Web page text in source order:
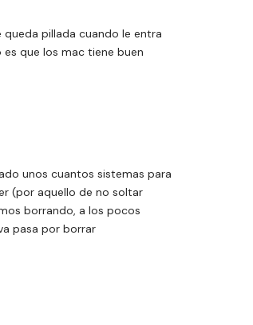
queda pillada cuando le entra
que los mac tiene buen
unos cuantos sistemas para
(por aquello de no soltar
borrando, a los pocos
pasa por borrar